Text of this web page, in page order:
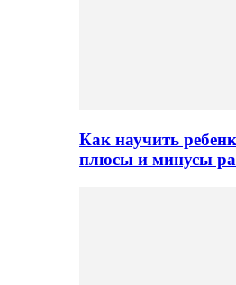
Как научить
плюсы и минусы